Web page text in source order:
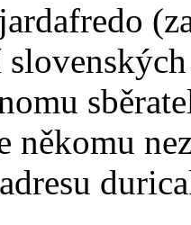
jardafredo
někomu